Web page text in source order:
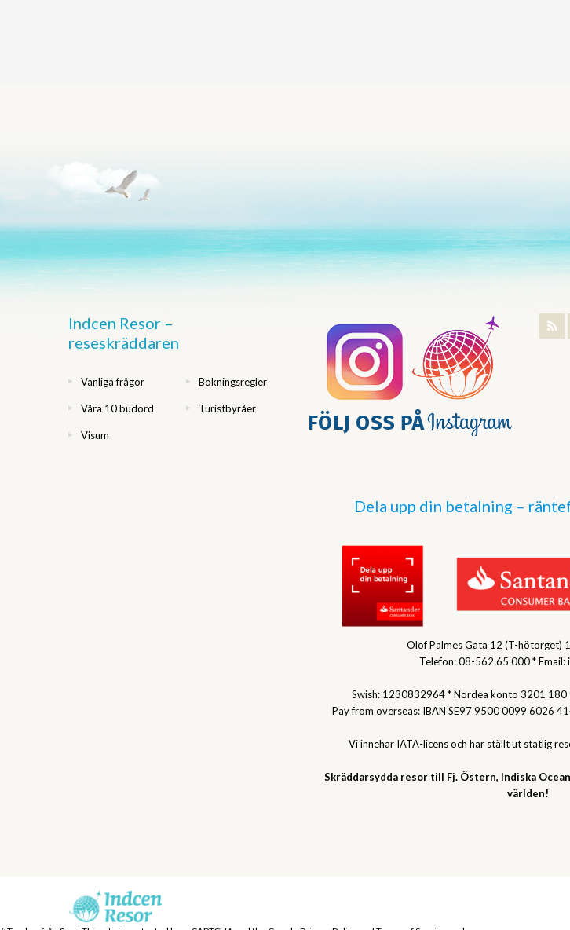
Indcen Resor –
reseskräddaren
Vanliga frågor Bokningsregler
Våra 10 budord Turistbyråer
Visum
Dela upp din betalning –
Olof Palmes Gata 12 (T-hötorget)
Telefon: 08-562 65 000 * Email:
Swish: 1230832964 * Nordea konto 3201
Pay from overseas: IBAN SE97 9500 0099 6026
Vi innehar IATA-licens och har ställt ut statlig
Skräddarsydda resor till Fj. Östern, Indiska
världen!